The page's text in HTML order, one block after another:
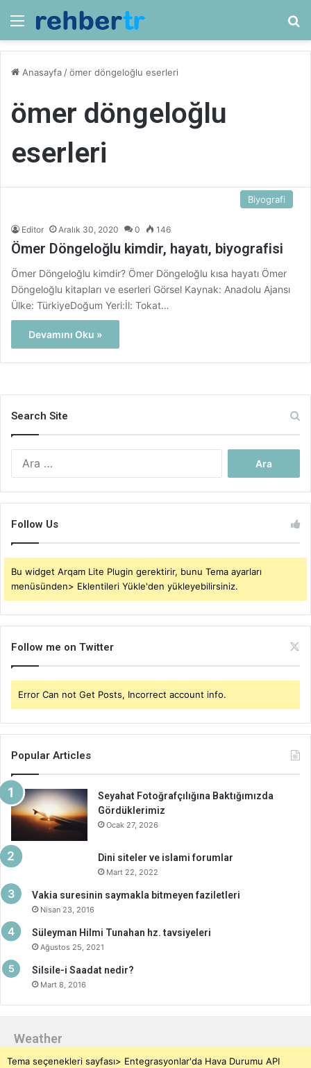
Menü
Anasayfa /ömer döngeloğlu eserleri
ömer döngeloğlu
eserleri
Biyografi
Editor Aralık 30, 2020 0 146
Ömer Döngeloğlu kimdir, hayatı, biyografisi
Ömer Döngeloğlu kimdir? Ömer Döngeloğlu kısa hayatı Ömer
Döngeloğlu kitapları ve eserleri Görsel Kaynak: Anadolu Ajansı
Ülke: TürkiyeDoğum Yeri:İl: Tokat…
Devamını Oku »
Search Site
Follow Us
Bu widget Arqam Lite Plugin gerektirir, bunu Tema ayarları
menüsünden> Eklentileri Yükle'den yükleyebilirsiniz.
Follow me on Twitter
Error Can not Get Posts, Incorrect account info.
Popular Articles
Seyahat Fotoğrafçılığına Baktığımızda
Gördüklerimiz
Ocak 27, 2026
Dini siteler ve islami forumlar
Mart 22, 2022
Vakia suresinin saymakla bitmeyen faziletleri
Nisan 23, 2016
Süleyman Hilmi Tunahan hz. tavsiyeleri
Ağustos 25, 2021
Silsile-i Saadat nedir?
Mart 8, 2016
Weather
Tema seçenekleri sayfası> Entegrasyonlar'da Hava Durumu API